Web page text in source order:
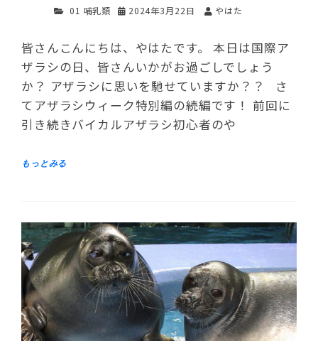
01 哺乳類 2024年3月22日 やはた
皆さんこんにちは、やはたです。 本日は国際ア
ザラシの日、皆さんいかがお過ごしでしょう
か？ アザラシに思いを馳せていますか？？ さ
てアザラシウィーク特別編の続編です！ 前回に
引き続きバイカルアザラシ初心者のや